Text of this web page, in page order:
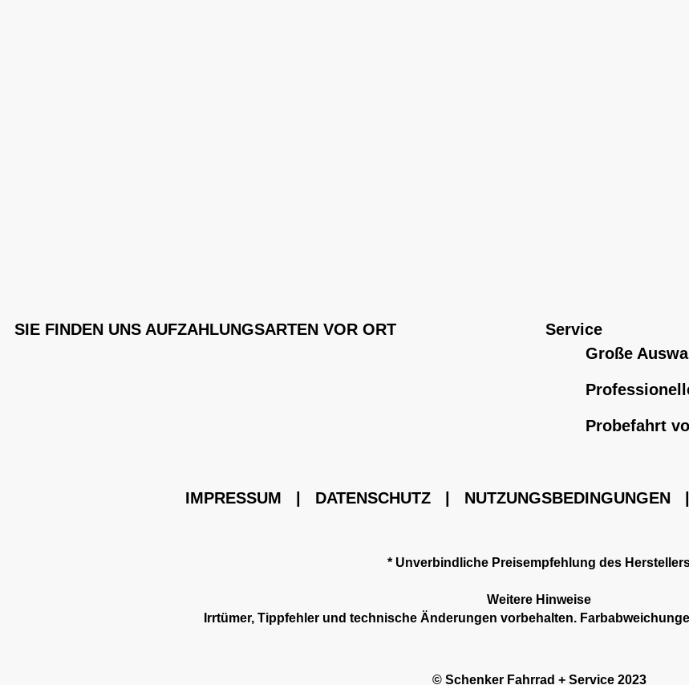
SIE FINDEN UNS AUFZAHLUNGSARTEN VOR ORT
Service
Große
Probefahrt
IMPRESSUM DATENSCHUTZ NUTZUNGSBEDINGUNGEN
* Unverbindliche Preisempfehlung des
Weitere Hinweise
Irrtümer, Tippfehler und technische Änderungen vorbehalten.
© Schenker Fahrrad + Service 2023